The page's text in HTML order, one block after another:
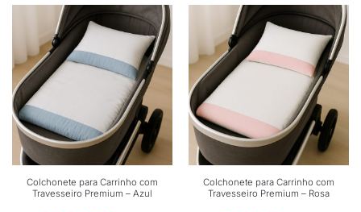
Colchonete para Carrinho com
Travesseiro Premium – Azul
Colchonete para Carrinho com
Travesseiro Premium – Rosa